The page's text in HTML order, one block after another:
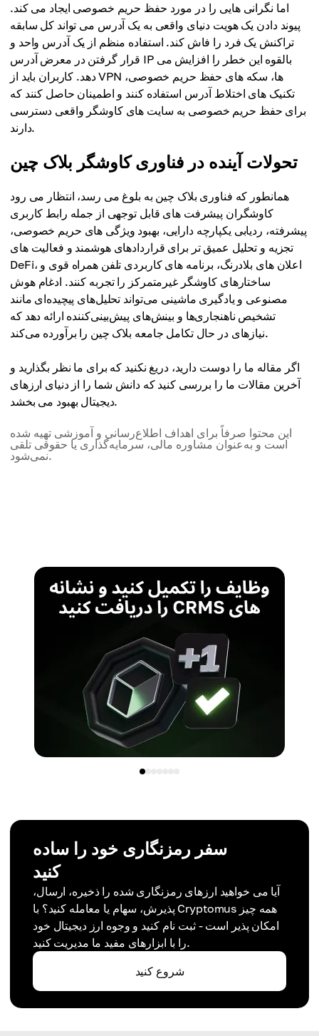
اما نگرانی هایی را در مورد حفظ حریم خصوصی ایجاد می کند.
پیوند دادن یک هویت دنیای واقعی به یک آدرس می تواند کل سابقه
تراکنش یک فرد را فاش کند. استفاده منظم از یک آدرس واحد و
قرار گرفتن در معرض آدرس IP بالقوه این خطر را افزایش می
دهد. کاربران باید از VPN ها، سکه های حفظ حریم خصوصی،
تکنیک های اختلاط آدرس استفاده کنند و اطمینان حاصل کنند که
برای حفظ حریم خصوصی به سایت های کاوشگر واقعی دسترسی
دارند.
تحولات آینده در فناوری کاوشگر بلاک چین
همانطور که فناوری بلاک چین به بلوغ می رسد، انتظار می رود
کاوشگران پیشرفت های قابل توجهی از جمله رابط کاربری
پیشرفته، ردیابی یکپارچه دارایی، بهبود ویژگی های حریم خصوصی،
تجزیه و تحلیل عمیق تر برای قراردادهای هوشمند و فعالیت های
DeFi، اعلان های بلادرنگ، برنامه های کاربردی تلفن همراه قوی و
ساختارهای کاوشگر غیرمتمرکز را تجربه کنند. ادغام هوش
مصنوعی و یادگیری ماشینی می‌تواند تحلیل‌های پیچیده‌ای مانند
تشخیص ناهنجاری‌ها و بینش‌های پیش‌بینی‌کننده ارائه دهد که
نیازهای در حال تکامل جامعه بلاک چین را برآورده می‌کند.
اگر مقاله ما را دوست دارید، دریغ نکنید که برای ما نظر بگذارید و
آخرین مقالات ما را بررسی کنید که دانش شما را از دنیای ارزهای
دیجیتال بهبود می بخشد.
این محتوا صرفاً برای اهداف اطلاع‌رسانی و آموزشی تهیه شده
است و به‌عنوان مشاوره مالی، سرمایه‌گذاری یا حقوقی تلقی
نمی‌شود.
سفر رمزنگاری خود را ساده
کنید
آیا می خواهید ارزهای رمزنگاری شده را ذخیره، ارسال،
پذیرش، سهام یا معامله کنید؟ با Cryptomus همه چیز
امکان پذیر است - ثبت نام کنید و وجوه ارز دیجیتال خود
را با ابزارهای مفید ما مدیریت کنید.
شروع کنید